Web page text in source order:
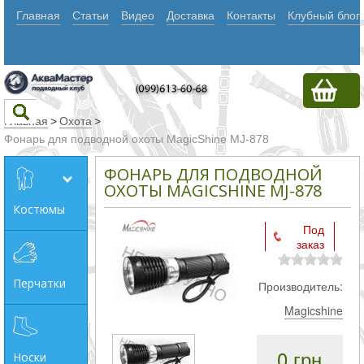
Главная Статьи Видео Доставка Контакты Клубный блог
Текст
Любое из
Все
слова
Главная >Охота >
Фонарь для подводной охоты MagicShine MJ-878
Костюмы
Перчатки
Носки
ФОНАРЬ ДЛЯ ПОДВОДНОЙ
ОХОТЫ MAGICSHINE MJ-878
Под
заказ
Производитель:
Magicshine